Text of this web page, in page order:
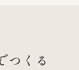
つくる